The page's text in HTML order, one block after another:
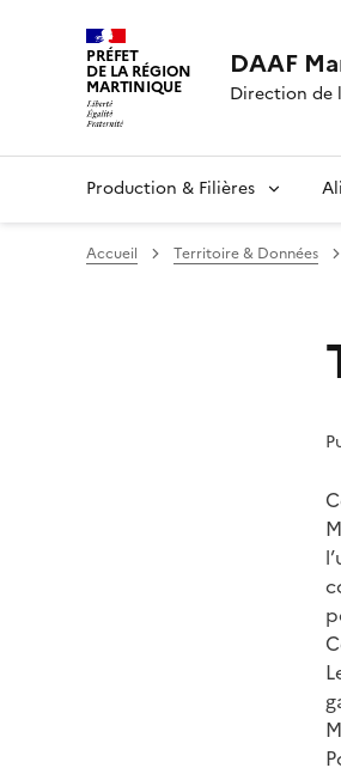
PRÉFET
DE LA RÉGION
MARTINIQUE
DAAF
Direction de
Production & Filières
Accueil Territoire & Données